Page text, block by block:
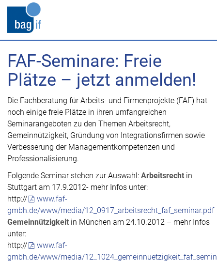
FAF-Seminare: Freie
Plätze – jetzt anmelden!
Die Fachberatung für Arbeits- und Firmenprojekte (FAF) hat
noch einige freie Plätze in ihren umfangreichen
Seminarangeboten zu den Themen Arbeitsrecht,
Gemeinnützigkeit, Gründung von Integrationsfirmen sowie
Verbesserung der Managementkompetenzen und
Professionalisierung.
Folgende Seminar stehen zur Auswahl: Arbeitsrecht in
Stuttgart am 17.9.2012- mehr Infos unter:
http://
www.faf-
gmbh.de/www/media/12_0917_arbeitsrecht_faf_seminar.pdf
Gemeinnützigkeit in München am 24.10.2012 – mehr Infos
unter:
http://
www.faf-
gmbh.de/www/media/